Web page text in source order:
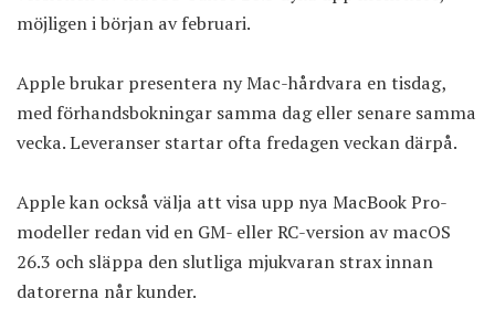
möjligen i början av februari.
Apple brukar presentera ny Mac-hårdvara en tisdag,
med förhandsbokningar samma dag eller senare samma
vecka. Leveranser startar ofta fredagen veckan därpå.
Apple kan också välja att visa upp nya MacBook Pro-
modeller redan vid en GM- eller RC-version av macOS
26.3 och släppa den slutliga mjukvaran strax innan
datorerna når kunder.